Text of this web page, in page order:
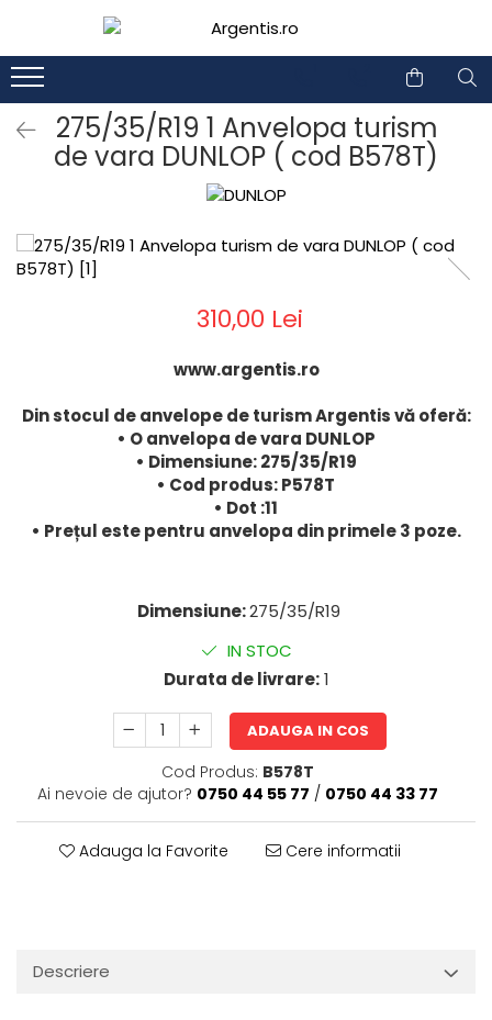
275/35/R19 1 Anvelopa turism
de vara DUNLOP ( cod B578T)
310,00 Lei
www.argentis.ro
Din stocul de anvelope de turism Argentis vă oferă:
• O anvelopa de vara DUNLOP
• Dimensiune: 275/35/R19
• Cod produs: P578T
• Dot :11
• Prețul este pentru anvelopa din primele 3 poze.
Dimensiune:275/35/R19
IN STOC
Durata de livrare:1
ADAUGA IN COS
Cod Produs: B578T
Ai nevoie de ajutor? 0750 44 55 77 / 0750 44 33 77
Adauga la Favorite Cere informatii
Descriere